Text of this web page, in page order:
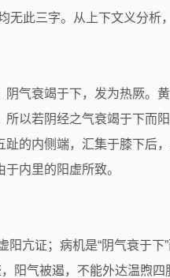
此三字。从上下文义分析
气衰竭于下，发为热厥。
以若阴经之气衰竭于下而
的内侧端，汇集于膝下后
内里的阳虚所致。
亢证；病机是“阴气衰于下
阳气被遏，不能外达温煦四